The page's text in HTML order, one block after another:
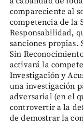
compareciente al
competencia de la
Responsabilidad,
sanciones propias.
Sin
activará la
Investigación y
una investigación
adversarial (en el
controvertir a la
de demostrar la